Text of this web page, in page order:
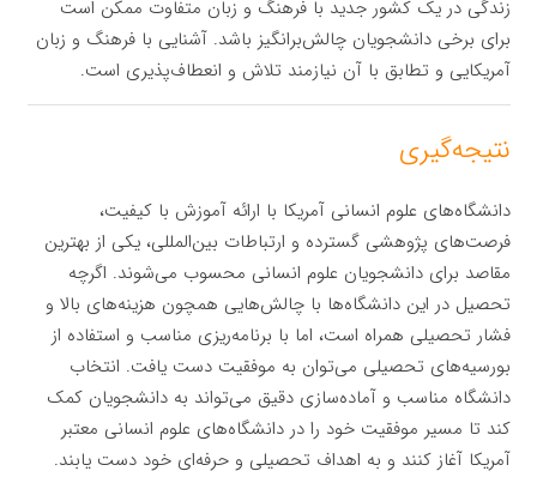
زندگی در یک کشور جدید با فرهنگ و زبان متفاوت ممکن است
برای برخی دانشجویان چالش‌برانگیز باشد. آشنایی با فرهنگ و زبان
آمریکایی و تطابق با آن نیازمند تلاش و انعطاف‌پذیری است.
نتیجه‌گیری
دانشگاه‌های علوم انسانی آمریکا با ارائه آموزش با کیفیت،
فرصت‌های پژوهشی گسترده و ارتباطات بین‌المللی، یکی از بهترین
مقاصد برای دانشجویان علوم انسانی محسوب می‌شوند. اگرچه
تحصیل در این دانشگاه‌ها با چالش‌هایی همچون هزینه‌های بالا و
فشار تحصیلی همراه است، اما با برنامه‌ریزی مناسب و استفاده از
بورسیه‌های تحصیلی می‌توان به موفقیت دست یافت. انتخاب
دانشگاه مناسب و آماده‌سازی دقیق می‌تواند به دانشجویان کمک
کند تا مسیر موفقیت خود را در دانشگاه‌های علوم انسانی معتبر
آمریکا آغاز کنند و به اهداف تحصیلی و حرفه‌ای خود دست یابند.